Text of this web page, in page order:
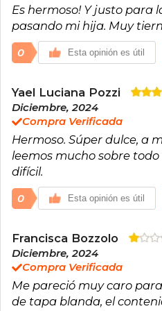
Es hermoso! Y justo para
pasando mi hija. Muy
0 Esta opinión es útil
Yael Luciana Pozzi
Diciembre, 2024
Compra Verificada
Hermoso. Súper dulce, a
leemos mucho sobre
difícil.
0 Esta opinión es útil
Francisca Bozzolo
Diciembre, 2024
Compra Verificada
Me pareció muy caro
de tapa blanda, el